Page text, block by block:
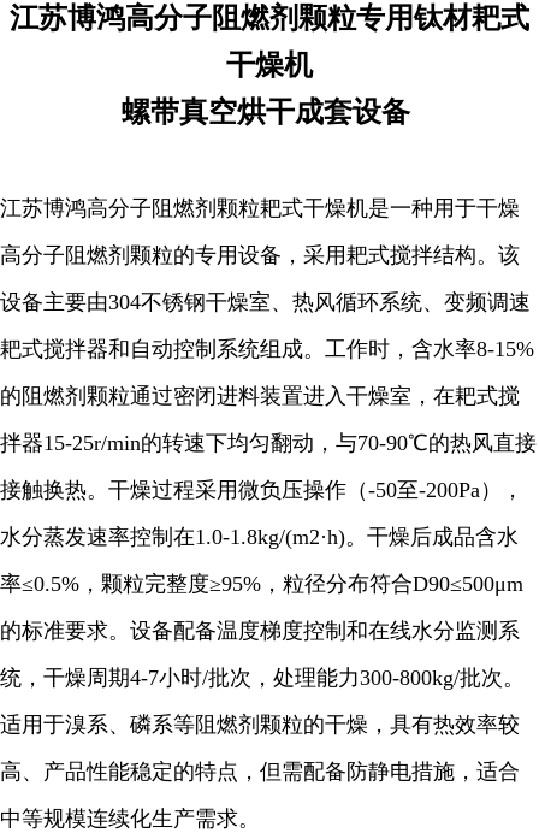
江苏博鸿高分子阻燃剂颗粒专用钛材耙式
干燥机
螺带真空烘干成套设备
江苏博鸿高分子阻燃剂颗粒耙式干燥机是一种用于干燥
高分子阻燃剂颗粒的专用设备，采用耙式搅拌结构。该
设备主要由304不锈钢干燥室、热风循环系统、变频调速
耙式搅拌器和自动控制系统组成。工作时，含水率8-15%
的阻燃剂颗粒通过密闭进料装置进入干燥室，在耙式搅
拌器15-25r/min的转速下均匀翻动，与70-90℃的热风直接
接触换热。干燥过程采用微负压操作（-50至-200Pa），
水分蒸发速率控制在1.0-1.8kg/(m2·h)。干燥后成品含水
率≤0.5%，颗粒完整度≥95%，粒径分布符合D90≤500μm
的标准要求。设备配备温度梯度控制和在线水分监测系
统，干燥周期4-7小时/批次，处理能力300-800kg/批次。
适用于溴系、磷系等阻燃剂颗粒的干燥，具有热效率较
高、产品性能稳定的特点，但需配备防静电措施，适合
中等规模连续化生产需求。